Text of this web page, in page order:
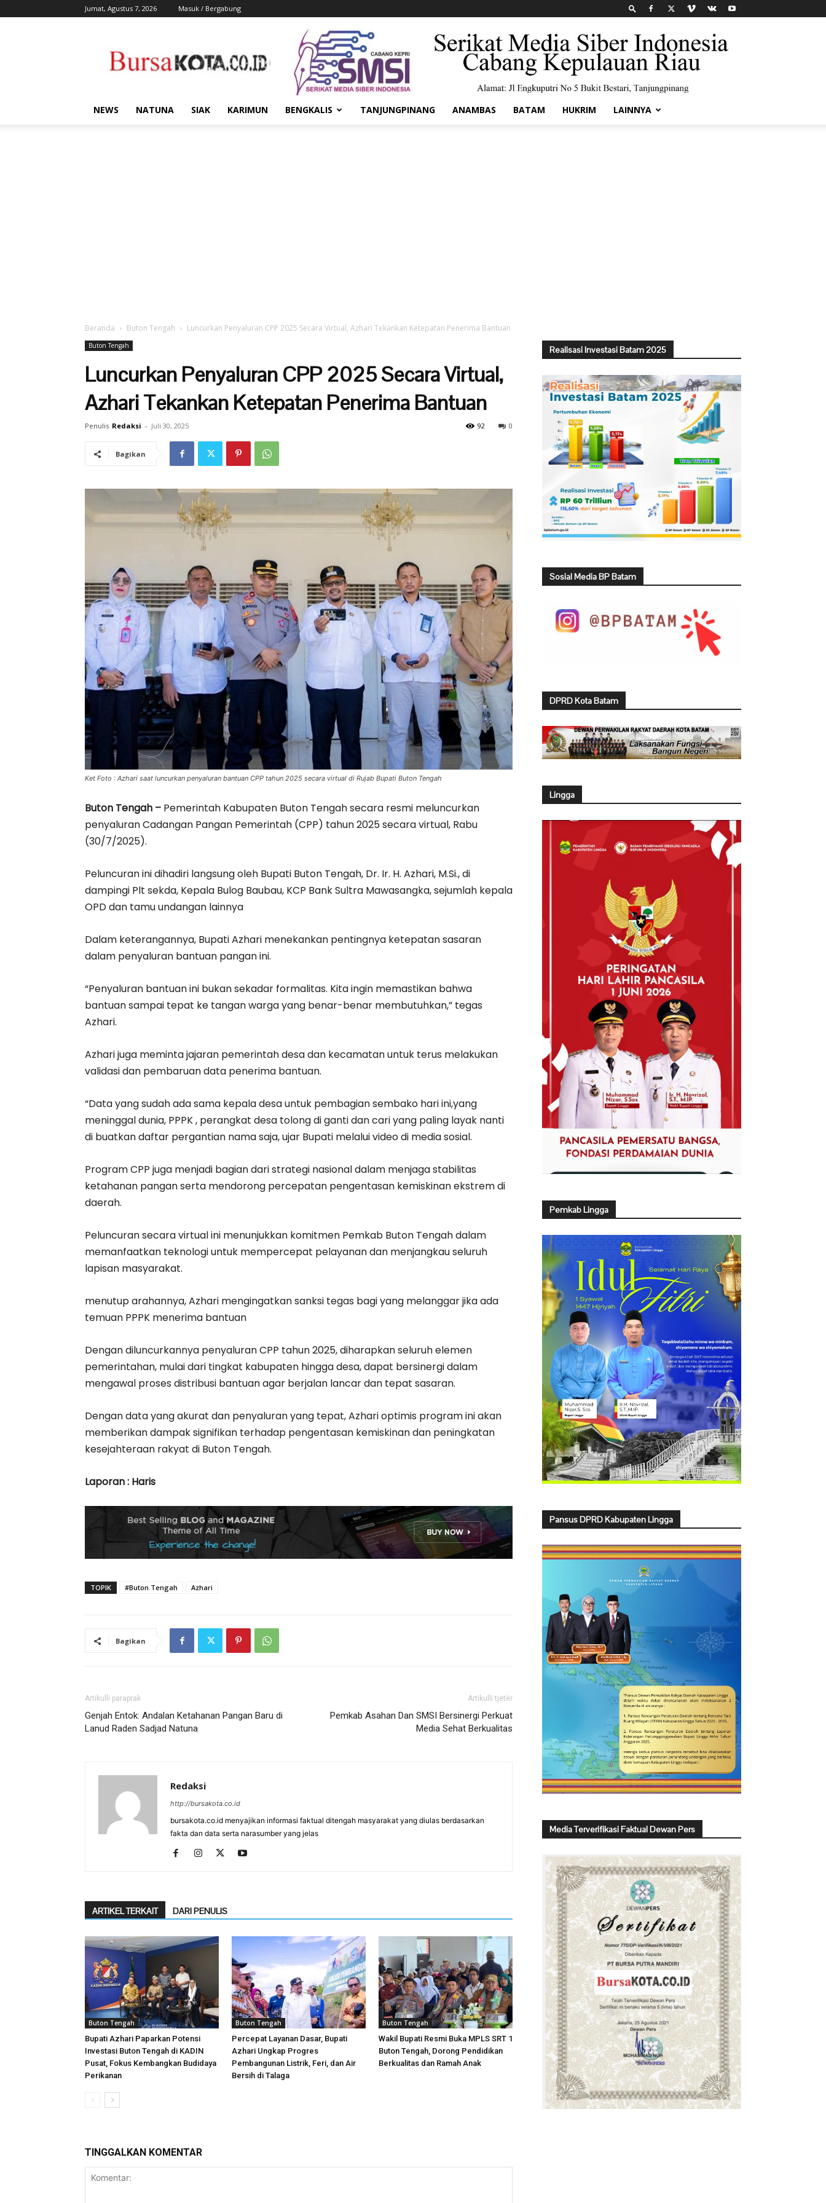
Jumat, Agustus 7, 2026 Masuk / Bergabung
Kota
NEWS NATUNA SIAK KARIMUN BENGKALIS TANJUNGPINANG ANAMBAS BATAM HUKRIM LAINNYA
Beranda Buton Tengah Luncurkan Penyaluran CPP 2025 Secara Virtual, Azhari Tekankan Ketepatan Penerima Bantuan
Buton Tengah
Luncurkan Penyaluran CPP 2025 Secara Virtual,
Azhari Tekankan Ketepatan Penerima Bantuan
Penulis Redaksi - Juli 30, 2025 0
92
Bagikan
Ket Foto : Azhari saat luncurkan penyaluran bantuan CPP tahun 2025 secara virtual di Rujab Bupati Buton Tengah
Buton Tengah – Pemerintah Kabupaten Buton Tengah secara resmi meluncurkan
penyaluran Cadangan Pangan Pemerintah (CPP) tahun 2025 secara virtual, Rabu
(30/7/2025).
Peluncuran ini dihadiri langsung oleh Bupati Buton Tengah, Dr. Ir. H. Azhari, M.Si., di
dampingi Plt sekda, Kepala Bulog Baubau, KCP Bank Sultra Mawasangka, sejumlah kepala
OPD dan tamu undangan lainnya
Dalam keterangannya, Bupati Azhari menekankan pentingnya ketepatan sasaran
dalam penyaluran bantuan pangan ini.
“Penyaluran bantuan ini bukan sekadar formalitas. Kita ingin memastikan bahwa
bantuan sampai tepat ke tangan warga yang benar-benar membutuhkan,” tegas
Azhari.
Azhari juga meminta jajaran pemerintah desa dan kecamatan untuk terus melakukan
validasi dan pembaruan data penerima bantuan.
“Data yang sudah ada sama kepala desa untuk pembagian sembako hari ini,yang
meninggal dunia, PPPK , perangkat desa tolong di ganti dan cari yang paling layak nanti
di buatkan daftar pergantian nama saja, ujar Bupati melalui video di media sosial.
Program CPP juga menjadi bagian dari strategi nasional dalam menjaga stabilitas
ketahanan pangan serta mendorong percepatan pengentasan kemiskinan ekstrem di
daerah.
Peluncuran secara virtual ini menunjukkan komitmen Pemkab Buton Tengah dalam
memanfaatkan teknologi untuk mempercepat pelayanan dan menjangkau seluruh
lapisan masyarakat.
menutup arahannya, Azhari mengingatkan sanksi tegas bagi yang melanggar jika ada
temuan PPPK menerima bantuan
Dengan diluncurkannya penyaluran CPP tahun 2025, diharapkan seluruh elemen
pemerintahan, mulai dari tingkat kabupaten hingga desa, dapat bersinergi dalam
mengawal proses distribusi bantuan agar berjalan lancar dan tepat sasaran.
Dengan data yang akurat dan penyaluran yang tepat, Azhari optimis program ini akan
memberikan dampak signifikan terhadap pengentasan kemiskinan dan peningkatan
kesejahteraan rakyat di Buton Tengah.
Laporan : Haris
TOPIK #Buton Tengah Azhari
Bagikan
Artikulli paraprak
Genjah Entok: Andalan Ketahanan Pangan Baru di
Lanud Raden Sadjad Natuna
Artikulli tjetër
Pemkab Asahan Dan SMSI Bersinergi Perkuat
Media Sehat Berkualitas
Redaksi
http://bursakota.co.id
bursakota.co.id menyajikan informasi faktual ditengah masyarakat yang diulas berdasarkan
fakta dan data serta narasumber yang jelas
ARTIKEL TERKAIT DARI PENULIS
Buton Tengah
Bupati Azhari Paparkan Potensi
Investasi Buton Tengah di KADIN
Pusat, Fokus Kembangkan Budidaya
Perikanan
Buton Tengah
Percepat Layanan Dasar, Bupati
Azhari Ungkap Progres
Pembangunan Listrik, Feri, dan Air
Bersih di Talaga
Buton Tengah
Wakil Bupati Resmi Buka MPLS SRT 1
Buton Tengah, Dorong Pendidikan
Berkualitas dan Ramah Anak
TINGGALKAN KOMENTAR
Realisasi Investasi Batam 2025
Sosial Media BP Batam
DPRD Kota Batam
Lingga
Pemkab Lingga
Pansus DPRD Kabupaten Lingga
Media Terverifikasi Faktual Dewan Pers